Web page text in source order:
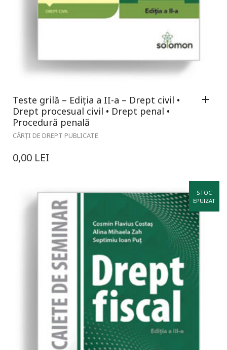
Teste grilă – Ediția a II-a – Drept civil •
Drept procesual civil • Drept penal •
Procedură penală
CĂRȚI DE DREPT PUBLICATE
0,00 LEI
STOC
EPUIZAT